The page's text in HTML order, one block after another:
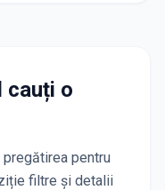
cauți o
pentru
filtre și detalii